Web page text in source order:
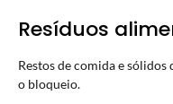
Resíduos
Restos de comida e
o bloqueio.